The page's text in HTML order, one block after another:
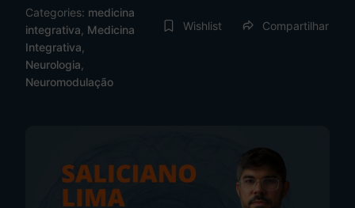
Categories: medicina
integrativa Medicina
Integrativa
Neurologia
Neuromodulação
Wishlist Compartilhar